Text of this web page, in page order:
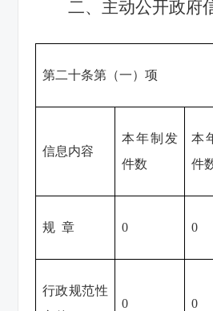
二、主动公开政府
第二十条第（一）项
信息内容
本年制发
件数
本
件
规 章 0 0
行政规范性
0 0